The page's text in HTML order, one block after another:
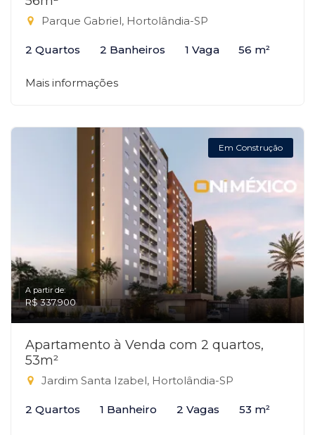
Parque Gabriel, Hortolândia-SP
2 Quartos 2 Banheiros 1 Vaga 56 m²
Mais informações
Em Construção
A partir de:
R$ 337.900
Apartamento à Venda com 2 quartos,
53m²
Jardim Santa Izabel, Hortolândia-SP
2 Quartos 1 Banheiro 2 Vagas 53 m²